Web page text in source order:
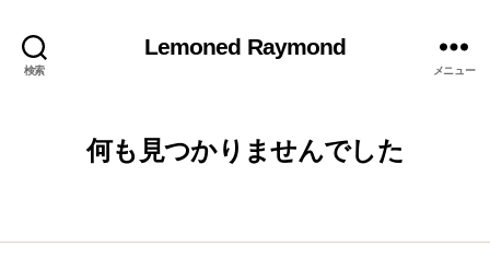
検索
Lemoned Raymond
メニュー
何も見つかりませんでした